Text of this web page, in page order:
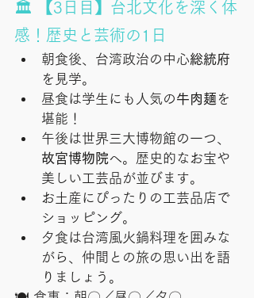
🏛 【3日目】台北文化を深く体
感！歴史と芸術の1日
朝食後、台湾政治の中心総統府
を見学。
昼食は学生にも人気の牛肉麺 を
堪能！
午後は世界三大博物館の一つ、
故宮博物院へ。歴史的なお宝や
美しい工芸品が並びます。
お土産にぴったりの工芸品店で
ショッピング。
夕食は台湾風火鍋料理を囲みな
がら、仲間との旅の思い出を語
りましょう。